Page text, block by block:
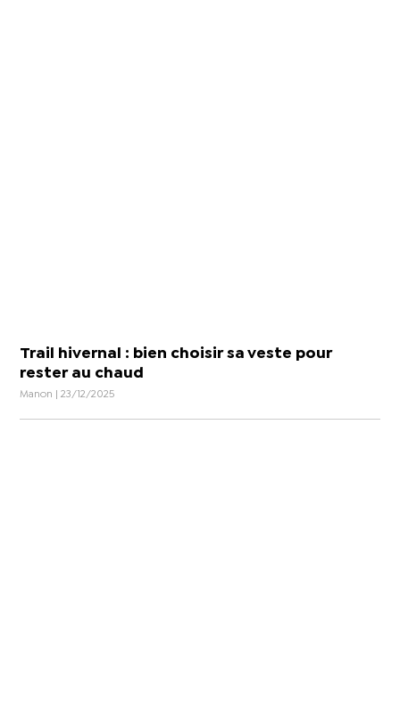
Trail hivernal : bien choisir sa veste pour
rester au chaud
Manon | 23/12/2025